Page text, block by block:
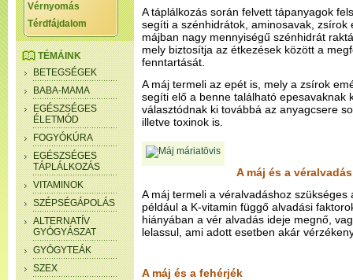
Vérnyomás
Térdfájdalom
TÉMÁINK
BETEGSÉGEK
BABA-MAMA
EGÉSZSÉGES
ÉLETMÓD
FOGYÓKÚRA
EGÉSZSÉGES
TÁPLÁLKOZÁS
VITAMINOK
SZÉPSÉGÁPOLÁS
ALTERNATÍV
GYÓGYÁSZAT
GYÓGYTEÁK
SZEX
A táplálkozás során felvett tápanyagok
segíti a szénhidrátok, aminosavak, zsírok
májban nagy mennyiségű szénhidrát
mely biztosítja az étkezések között a
fenntartását.
A máj termeli az epét is, mely a zsírok
segíti elő a benne található epesavaknak
választódnak ki továbbá az anyagcsere
illetve toxinok is.
A máj és a véralvadás
A máj termeli a véralvadáshoz
például a K-vitamin függő alvadási
hiányában a vér alvadás ideje megnő,
lelassul, ami adott esetben akár
A máj és a fehérjék